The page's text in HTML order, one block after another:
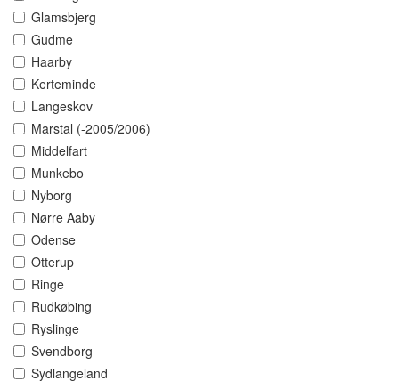
Glamsbjerg
Gudme
Haarby
Kerteminde
Langeskov
Marstal (-2005/2006)
Middelfart
Munkebo
Nyborg
Nørre Aaby
Odense
Otterup
Ringe
Rudkøbing
Ryslinge
Svendborg
Sydlangeland